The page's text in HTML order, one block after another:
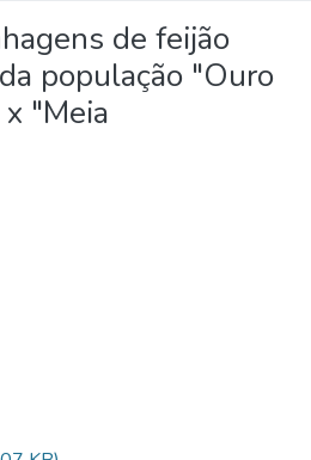
de feijão
população "Ouro
"Meia